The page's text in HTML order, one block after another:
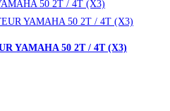
YAMAHA 50 2T / 4T (X3)